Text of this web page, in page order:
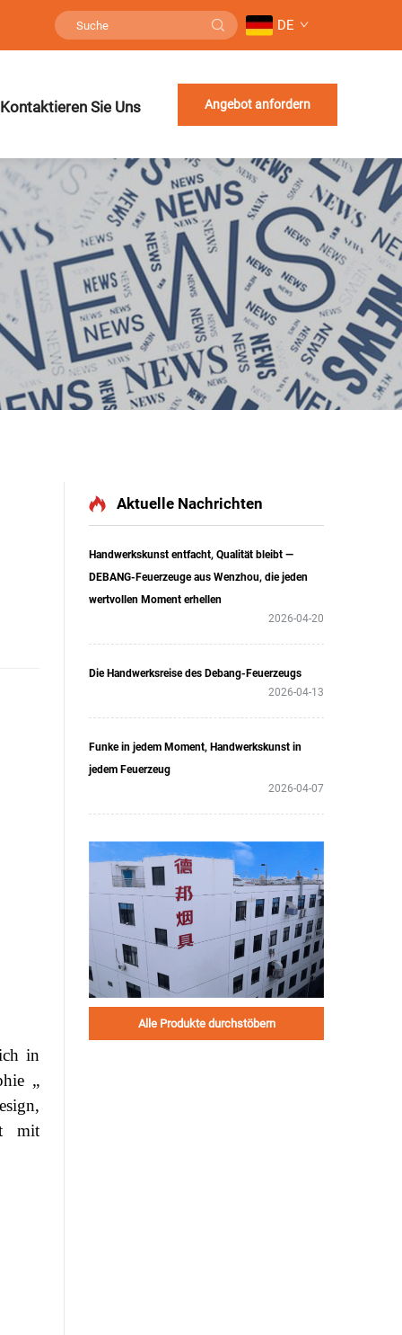
DE
Kontaktieren Sie Uns Angebot anfordern
in
„
mit
Aktuelle Nachrichten
Handwerkskunst entfacht, Qualität bleibt —
DEBANG-Feuerzeuge aus Wenzhou, die jeden
wertvollen Moment erhellen
2026-04-20
Die Handwerksreise des Debang-Feuerzeugs
2026-04-13
Funke in jedem Moment, Handwerkskunst in
jedem Feuerzeug
2026-04-07
Alle Produkte durchstöbern